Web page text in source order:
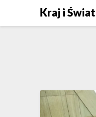
Kraj i Świat